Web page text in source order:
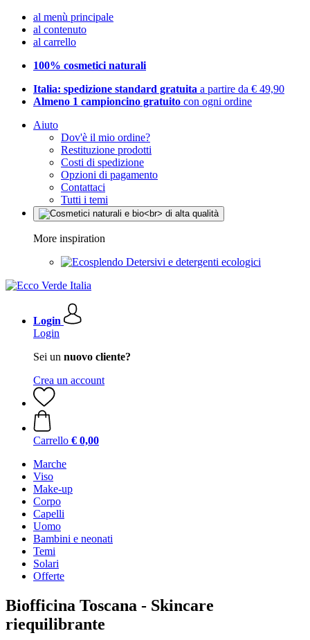
al menù principale
al contenuto
al carrello
100% cosmetici naturali
Italia: spedizione standard gratuita a partire da € 49,90
Almeno 1 campioncino gratuito con ogni ordine
Aiuto
Dov'è il mio ordine?
Restituzione prodotti
Costi di spedizione
Opzioni di pagamento
Contattaci
Tutti i temi
More inspiration
Detersivi e detergenti ecologici
Login
Login
Sei un nuovo cliente?
Crea un account
Carrello € 0,00
Marche
Viso
Make-up
Corpo
Capelli
Uomo
Bambini e neonati
Temi
Solari
Offerte
Biofficina Toscana - Skincare
riequilibrante